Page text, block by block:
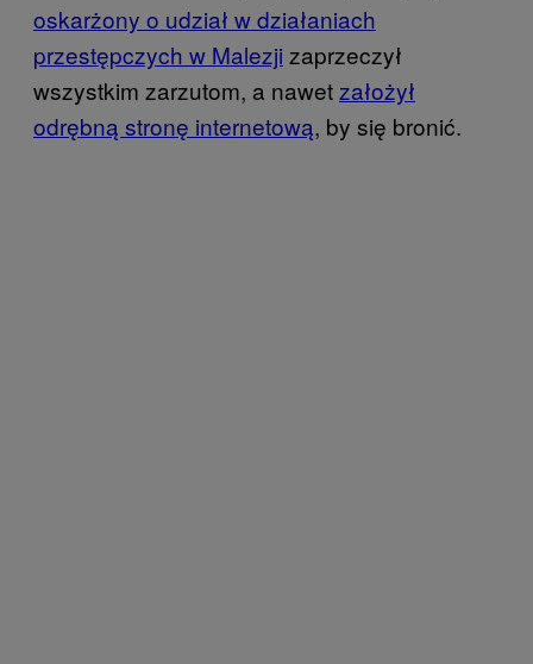
oskarżony o udział w działaniach
przestępczych w Malezji zaprzeczył
wszystkim zarzutom, a nawetzałożył
odrębną stronę internetową, by się bronić.